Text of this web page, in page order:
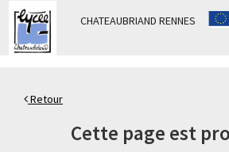
CHATEAUBRIAND RENNES
Retour
Cette page est
Panneau de gestion des cookies